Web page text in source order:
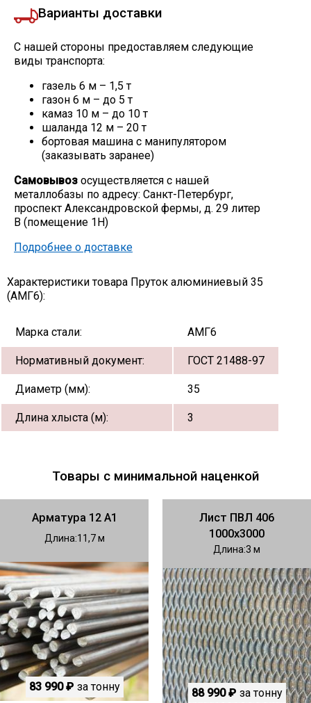
Варианты доставки
С нашей стороны предоставляем следующие
виды транспорта:
газель 6 м – 1,5 т
газон 6 м – до 5 т
камаз 10 м – до 10 т
шаланда 12 м – 20 т
бортовая машина с манипулятором
(заказывать заранее)
Самовывоз осуществляется с нашей
металлобазы по адресу: Санкт-Петербург,
проспект Александровской фермы, д. 29 литер
В (помещение 1Н)
Подробнее о доставке
Характеристики товара Пруток алюминиевый 35
(АМГ6):
Марка стали: АМГ6
Нормативный документ: ГОСТ 21488-97
Диаметр (мм): 35
Длина хлыста (м): 3
Товары с минимальной наценкой
Арматура 12 А1
Длина 11,7
83 990 ₽ за тонну
Лист ПВЛ 406
1000х3000
Длина 3
88 990 ₽ за тонну